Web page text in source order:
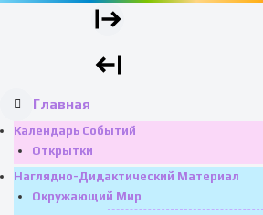
Главная
Календарь Событий
Открытки
Наглядно-Дидактический Материал
Окружающий Мир